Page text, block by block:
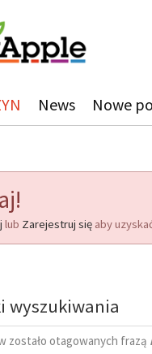
News Nowe
lub Zarejestruj się aby
wyszukiwania
zostało otagowanych frazą